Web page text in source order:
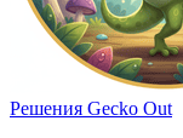
Решения Gecko Out